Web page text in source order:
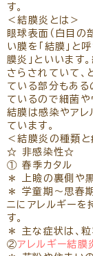
す。
＜結膜炎とは＞
眼球表面（白目の
い膜を「結膜」と
膜炎」といいます
さらされていて、
ている部分もある
ているので細菌や
結膜は感染やアレ
ています。
＜結膜炎の種類と
☆ 非感染性☆
① 春季カタル
＊ 上瞼の裏側や
＊ 学童期～思春
ニにアレルギーを
す。
＊ 主な症状は、
②アレルギー結膜